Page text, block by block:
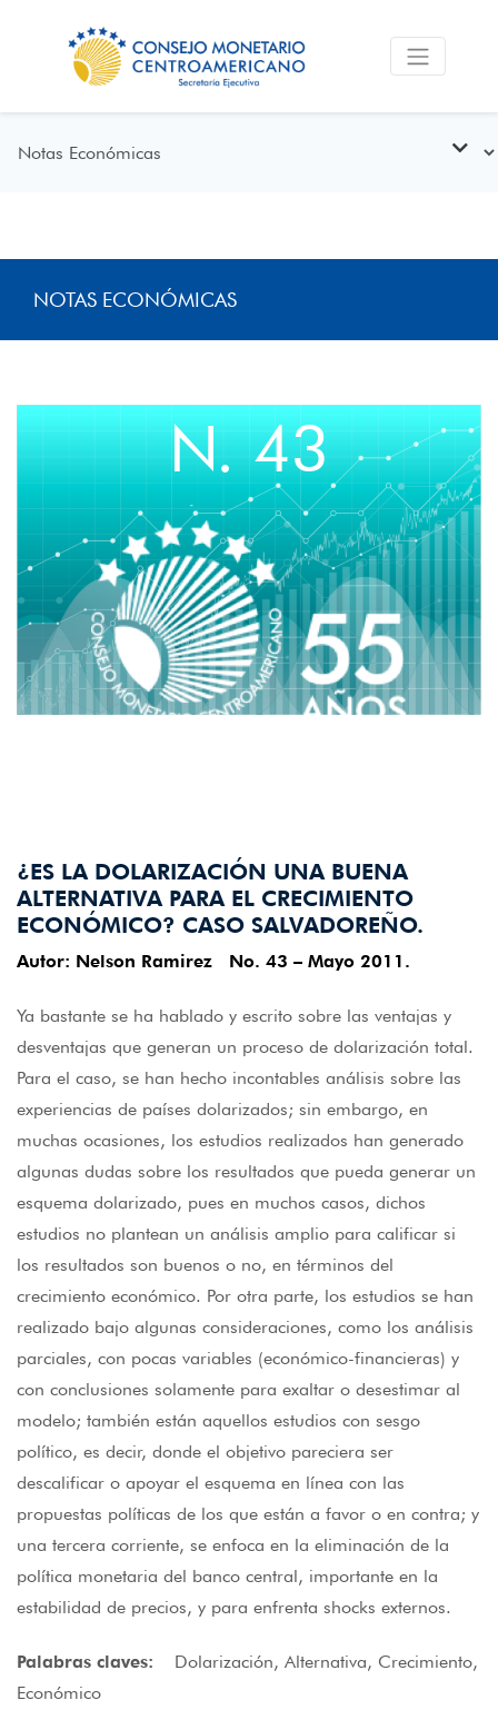
NOTAS ECONÓMICAS
N. 43
¿ES LA DOLARIZACIÓN UNA BUENA
ALTERNATIVA PARA EL CRECIMIENTO
ECONÓMICO? CASO SALVADOREÑO.
Autor: Nelson Ramirez No. 43 – Mayo 2011.
Ya bastante se ha hablado y escrito sobre las ventajas y
desventajas que generan un proceso de dolarización total.
Para el caso, se han hecho incontables análisis sobre las
experiencias de países dolarizados; sin embargo, en
muchas ocasiones, los estudios realizados han generado
algunas dudas sobre los resultados que pueda generar un
esquema dolarizado, pues en muchos casos, dichos
estudios no plantean un análisis amplio para calificar si
los resultados son buenos o no, en términos del
crecimiento económico. Por otra parte, los estudios se han
realizado bajo algunas consideraciones, como los análisis
parciales, con pocas variables (económico-financieras) y
con conclusiones solamente para exaltar o desestimar al
modelo; también están aquellos estudios con sesgo
político, es decir, donde el objetivo pareciera ser
descalificar o apoyar el esquema en línea con las
propuestas políticas de los que están a favor o en contra; y
una tercera corriente, se enfoca en la eliminación de la
política monetaria del banco central, importante en la
estabilidad de precios, y para enfrenta shocks externos.
Palabras claves:
Dolarización, Alternativa, Crecimiento,
Económico